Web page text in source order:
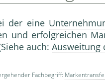
der eine
und erfolgreichen
auch: Ausweitung
Fachbegriff: